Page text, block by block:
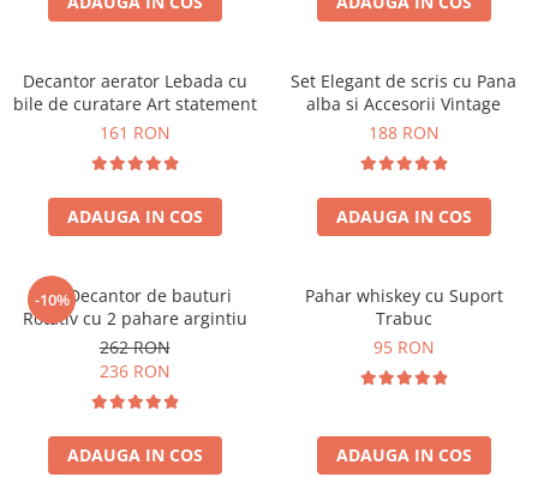
Decantor aerator Lebada cu
bile de curatare Art statement
161 RON
ADAUGA IN COS
Set Elegant de scris cu Pana
alba si Accesorii Vintage
188 RON
ADAUGA IN COS
-10%
Set Decantor de bauturi
Rotativ cu 2 pahare argintiu
262 RON
236 RON
ADAUGA IN COS
Pahar whiskey cu Suport
Trabuc
95 RON
ADAUGA IN COS